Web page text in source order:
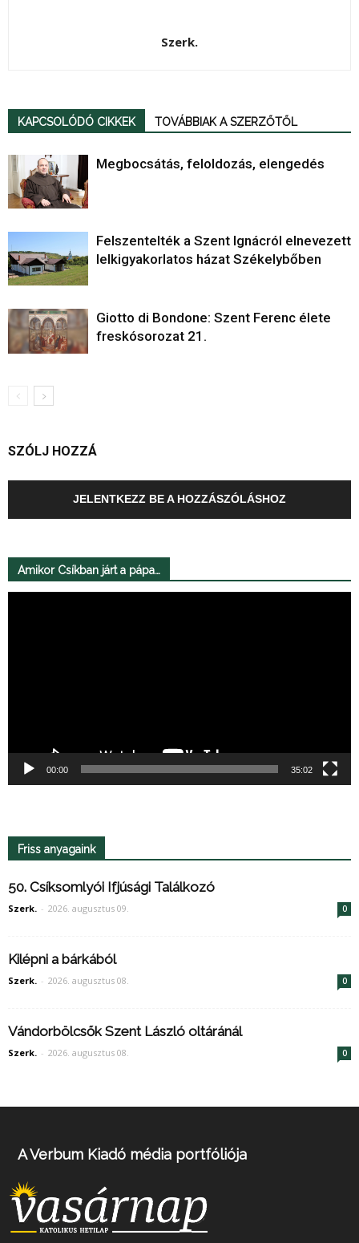
Szerk.
KAPCSOLÓDÓ CIKKEK TOVÁBBIAK A SZERZŐTŐL
Megbocsátás, feloldozás, elengedés
Felszentelték a Szent Ignácról elnevezett
lelkigyakorlatos házat Székelybőben
Giotto di Bondone: Szent Ferenc élete
freskósorozat 21.
SZÓLJ HOZZÁ
JELENTKEZZ BE A HOZZÁSZÓLÁSHOZ
Amikor Csíkban járt a pápa…
00:00 35:02
Friss anyagaink
50. Csíksomlyói Ifjúsági Találkozó
Szerk. - 2026. augusztus 09. 0
Kilépni a bárkából
Szerk. - 2026. augusztus 08. 0
Vándorbölcsők Szent László oltáránál
Szerk. - 2026. augusztus 08. 0
A Verbum Kiadó média portfóliója